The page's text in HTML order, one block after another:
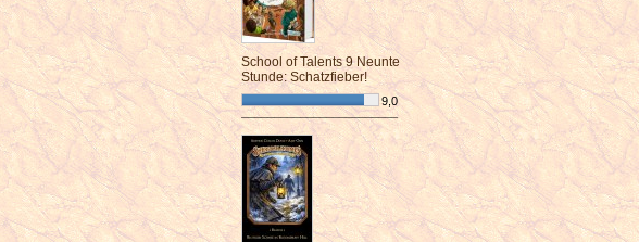
School of Talents 9 Neunte
Stunde: Schatzfieber!
9,0
¯¯¯¯¯¯¯¯¯¯¯¯¯¯¯¯¯¯¯¯¯¯¯¯